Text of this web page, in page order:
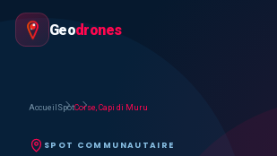
Geodrones
Accueil SpotCorse, Capi di Muru
SPOT COMMUNAUTAIRE